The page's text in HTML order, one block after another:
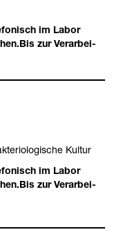
im Labor
zur Ver­ar­bei­
Kul­tur
im Labor
zur Ver­ar­bei­